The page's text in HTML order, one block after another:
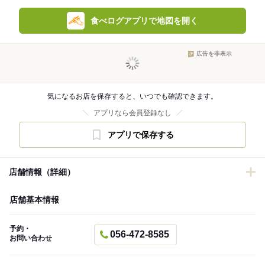
食べログアプリで地図を開く
広告を非表示
気になるお店を保存すると、いつでも確認できます。
アプリなら会員登録なし
アプリで保存する
店舗情報（詳細）
店舗基本情報
予約・
お問い合わせ
056-472-8585